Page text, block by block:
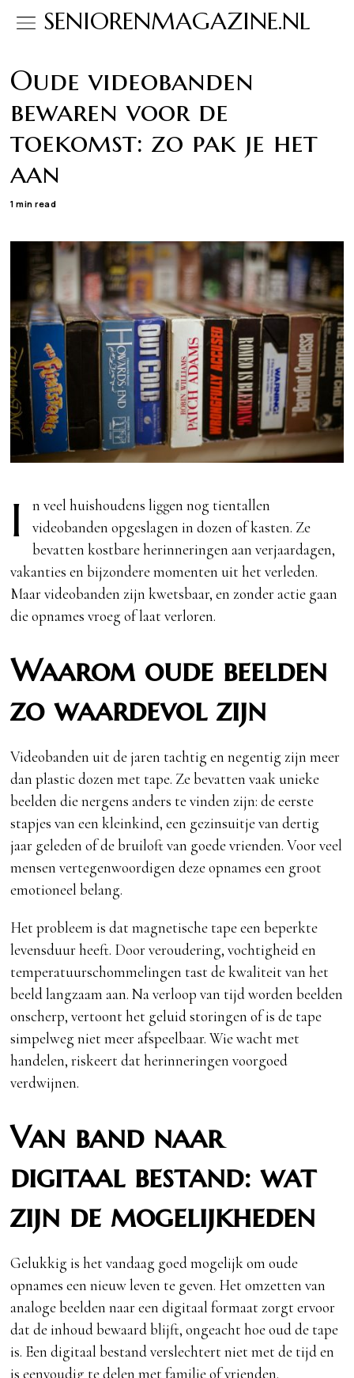
SENIORENMAGAZINE.NL
Oude videobanden
bewaren voor de
toekomst: zo pak je het
aan
1 min read
I
n veel huishoudens liggen nog tientallen
videobanden opgeslagen in dozen of kasten. Ze
bevatten kostbare herinneringen aan verjaardagen,
vakanties en bijzondere momenten uit het verleden.
Maar videobanden zijn kwetsbaar, en zonder actie gaan
die opnames vroeg of laat verloren.
Waarom oude beelden
zo waardevol zijn
Videobanden uit de jaren tachtig en negentig zijn meer
dan plastic dozen met tape. Ze bevatten vaak unieke
beelden die nergens anders te vinden zijn: de eerste
stapjes van een kleinkind, een gezinsuitje van dertig
jaar geleden of de bruiloft van goede vrienden. Voor veel
mensen vertegenwoordigen deze opnames een groot
emotioneel belang.
Het probleem is dat magnetische tape een beperkte
levensduur heeft. Door veroudering, vochtigheid en
temperatuurschommelingen tast de kwaliteit van het
beeld langzaam aan. Na verloop van tijd worden beelden
onscherp, vertoont het geluid storingen of is de tape
simpelweg niet meer afspeelbaar. Wie wacht met
handelen, riskeert dat herinneringen voorgoed
verdwijnen.
Van band naar
digitaal bestand: wat
zijn de mogelijkheden
Gelukkig is het vandaag goed mogelijk om oude
opnames een nieuw leven te geven. Het omzetten van
analoge beelden naar een digitaal formaat zorgt ervoor
dat de inhoud bewaard blijft, ongeacht hoe oud de tape
is. Een digitaal bestand verslechtert niet met de tijd en
is eenvoudig te delen met familie of vrienden.